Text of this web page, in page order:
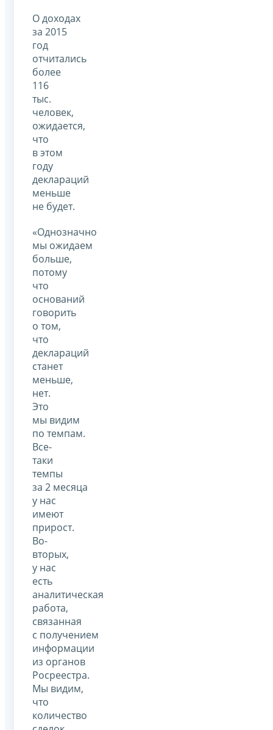
О доходах
за 2015
год
отчитались
более
116
тыс.
человек,
ожидается,
что
в этом
году
деклараций
меньше
не будет.
«Однозначно
мы ожидаем
больше,
потому
что
оснований
говорить
о том,
что
деклараций
станет
меньше,
нет.
Это
мы видим
по темпам.
Все-
таки
темпы
за 2 месяца
у нас
имеют
прирост.
Во-
вторых,
у нас
есть
аналитическая
работа,
связанная
с получением
информации
из органов
Росреестра.
Мы видим,
что
количество